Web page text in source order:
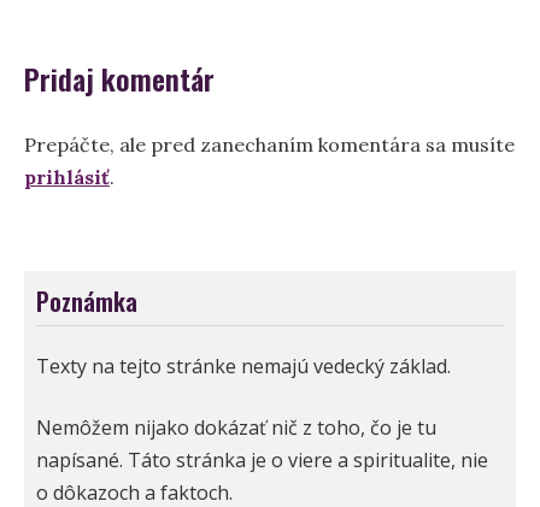
Pridaj komentár
Prepáčte, ale pred zanechaním komentára sa musíte
prihlásiť.
Poznámka
Texty na tejto stránke nemajú vedecký základ.
Nemôžem nijako dokázať nič z toho, čo je tu
napísané. Táto stránka je o viere a spiritualite, nie
o dôkazoch a faktoch.